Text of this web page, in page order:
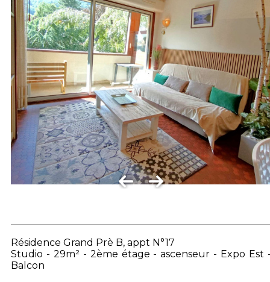
Résidence Grand Prè B, appt N°17
Studio - 29m² - 2ème étage - ascenseur - Expo Est
Balcon